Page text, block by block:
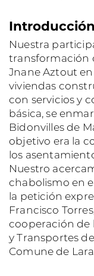
Nuestra
transformación
Jnane Aztout
viviendas
con servicios y
básica, se
Bidonvilles de
objetivo era la
los
Nuestro
chabolismo en
la petición
Francisco
cooperación de
y Transportes
Comune de